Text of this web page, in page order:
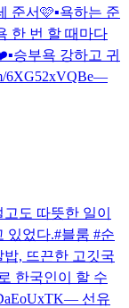
준서🩷▪️욕하는 준
한 번 할 때마다
승부욕 강하고 귀
6XG52xVQBe—
도 따뜻한 일이
있었다.#블룸 #순
, 뜨끈한 고깃국
한국인이 할 수
선유